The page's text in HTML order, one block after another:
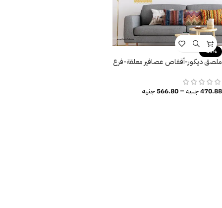
-40%
ملصق ديكور-أقفاص عصافير معلقة-فرع
470.88جنيه–
566.80جنيه